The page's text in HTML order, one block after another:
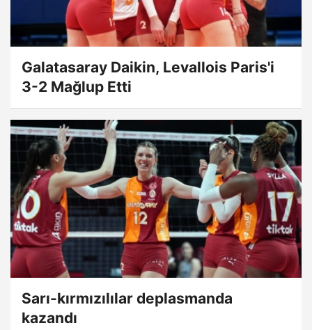
Galatasaray Daikin, Levallois Paris'i
3-2 Mağlup Etti
Sarı-kırmızılılar deplasmanda
kazandı